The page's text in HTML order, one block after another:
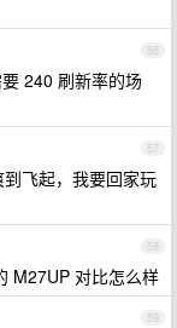
56
240 刷新率的场
57
飞起，我要回家玩
58
M27UP 对比怎么样
59